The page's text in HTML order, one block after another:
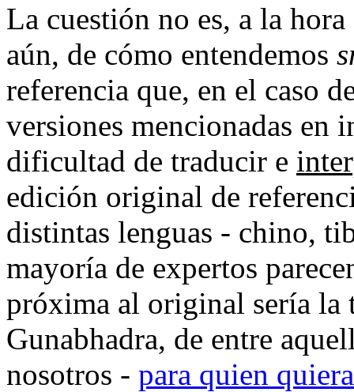
La cuestión no es, a la
aún, de cómo entendemos
referencia que, en el caso
versiones mencionadas en
dificultad de traducir e
edición original de
distintas lenguas - chino,
mayoría de expertos
próxima al original sería la
Gunabhadra, de entre
nosotros - para quien